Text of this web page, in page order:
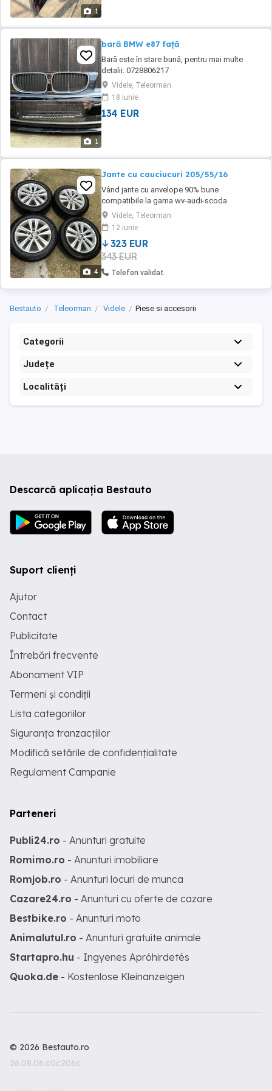
1
1
bară BMW e87 față
Bară este în stare bună, pentru mai multe
detalii: 0728806217
Videle, Teleorman
18 iunie
134 EUR
4
Jante cu cauciucuri 205/55/16
Vând jante cu anvelope 90% bune
compatibile la gama wv-audi-scoda
Videle, Teleorman
12 iunie
323 EUR
343 EUR
Telefon validat
Bestauto Teleorman Videle Piese si accesorii
Categorii
Județe
Localități
Descarcă aplicația Bestauto
Suport clienți
Ajutor
Contact
Publicitate
Întrebări frecvente
Abonament VIP
Termeni și condiții
Lista categoriilor
Siguranța tranzacțiilor
Modifică setările de confidențialitate
Regulament Campanie
Parteneri
Publi24.ro - Anunturi gratuite
Romimo.ro - Anunturi imobiliare
Romjob.ro - Anunturi locuri de munca
Cazare24.ro - Anunturi cu oferte de cazare
Bestbike.ro - Anunturi moto
Animalutul.ro - Anunturi gratuite animale
Startapro.hu - Ingyenes Apróhirdetés
Quoka.de - Kostenlose Kleinanzeigen
© 2026 Bestauto.ro
26.08.06.c0c206c